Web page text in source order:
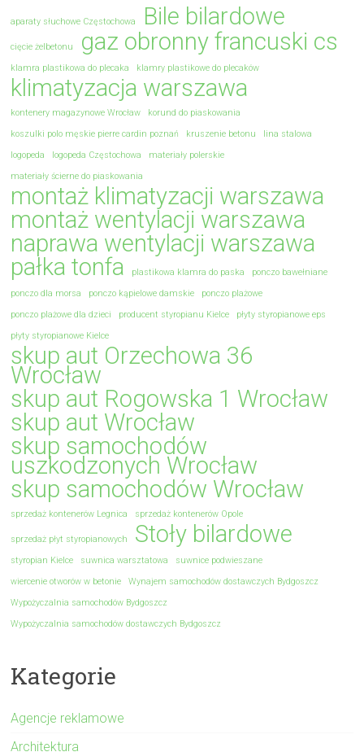
aparaty słuchowe Częstochowa Bile bilardowe
cięcie żelbetonu gaz obronny francuski cs
klamra plastikowa do plecaka klamry plastikowe do plecaków
klimatyzacja warszawa
kontenery magazynowe Wrocław
korund do piaskowania
koszulki polo męskie pierre cardin poznań
kruszenie betonu
lina stalowa
logopeda
logopeda Częstochowa
materiały polerskie
materiały ścierne do piaskowania
montaż klimatyzacji warszawa
montaż wentylacji warszawa
naprawa wentylacji warszawa
pałka tonfa
plastikowa klamra do paska
ponczo bawełniane
ponczo dla morsa
ponczo kąpielowe damskie
ponczo plażowe
ponczo plażowe dla dzieci
producent styropianu Kielce
płyty styropianowe eps
płyty styropianowe Kielce
skup aut Orzechowa 36
Wrocław
skup aut Rogowska 1 Wrocław
skup aut Wrocław
skup samochodów
uszkodzonych Wrocław
skup samochodów Wrocław
sprzedaż kontenerów Legnica sprzedaż kontenerów Opole
sprzedaż płyt styropianowych Stoły bilardowe
styropian Kielce suwnica warsztatowa
suwnice podwieszane
wiercenie otworów w betonie
Wynajem samochodów dostawczych Bydgoszcz
Wypożyczalnia samochodów Bydgoszcz
Wypożyczalnia samochodów dostawczych Bydgoszcz
Kategorie
Agencje reklamowe
Architektura